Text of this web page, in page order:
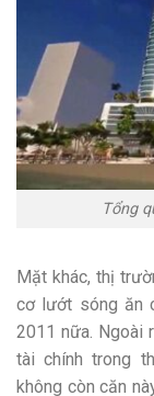
Tổng
Mặt khác, thị
cơ lướt sóng ăn
2011 nữa. Ngoài
tài chính trong
không còn căn